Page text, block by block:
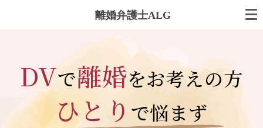
離婚弁護士ALG
DVで離婚をお考えの方
ひとり で悩まず